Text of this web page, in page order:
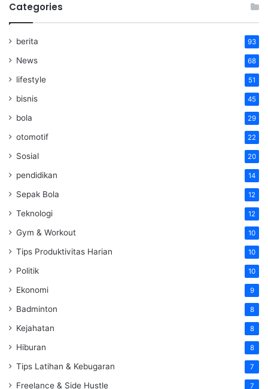
Categories
berita 93
News 68
lifestyle 51
bisnis 45
bola 29
otomotif 22
Sosial 20
pendidikan 14
Sepak Bola 12
Teknologi 12
Gym & Workout 10
Tips Produktivitas Harian 10
Politik 10
Ekonomi 9
Badminton 8
Kejahatan 8
Hiburan 8
Tips Latihan & Kebugaran 7
Freelance & Side Hustle 7